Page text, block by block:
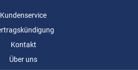
Kundenservice
Kontakt
Über uns